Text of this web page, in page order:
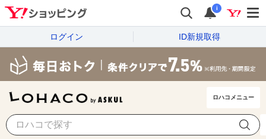
i
ログイン ID新規取得
ロハコメニュー